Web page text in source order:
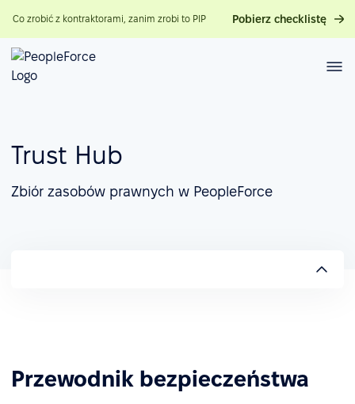
Co zrobić z kontraktorami, zanim zrobi to PIP Pobierz checklistę
Trust Hub
Zbiór zasobów prawnych w PeopleForce
Przewodnik bezpieczeństwa